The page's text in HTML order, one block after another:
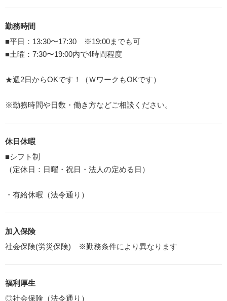
勤務時間
■平日：13:30〜17:30 ※19:00までも可
■土曜：7:30〜19:00内で4時間程度
★週2日からOKです！（ＷワークもOKです）
※勤務時間や日数・働き方などご相談ください。
休日休暇
■シフト制
（定休日：日曜・祝日・法人の定める日）
・有給休暇（法令通り）
加入保険
社会保険(労災保険) ※勤務条件により異なります
福利厚生
◎社会保険（法令通り）